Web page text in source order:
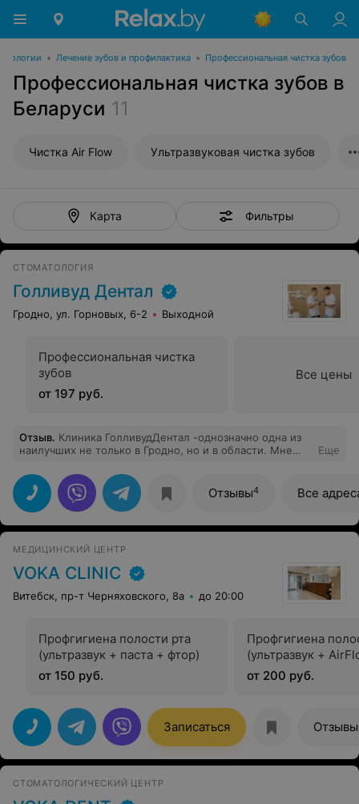
• Лечение зубов и профилактика • Профессиональная чистка зубов
Профессиональная чистка зубов в
Беларуси 11
Чистка Air Flow Ультразвуковая чистка зубов
Карта Фильтры
СТОМАТОЛОГИЯ
Голливуд Дентал
Гродно, ул. Горновых, 6-2 Выходной
Профессиональная чистка
зубов
от 197 руб.
Все цены
Отзыв. Клиника ГолливудДентал -однозначно одна из
наилучших не только в Гродно, но и в области. Мне
неожиданно разболелся под коронкой. Врач Алексей
Павел успешно снял коронку. Полечили зуб и надели
новую. Все это происходило без боли. Для меня
важно, что в результате была поставлена качественная
коронка с пролеченным зубом. Врачи работают
замечательная. Я получил ответы на все
интересующие меня вопросы. Получил рекомендации
по поводу остальных зубов без нагнетания и
навязывания. Клиника оснащена по последнему слову
техники, выглядит эстетично и пребывать в ней
Еще
Отзывы4 Все
МЕДИЦИНСКИЙ ЦЕНТР
VOKA CLINIC
Витебск, пр-т Черняховского, 8а до 20:00
Профгигиена полости рта
(ультразвук + паста + фтор)
от 150 руб.
Профгигиена
(ультразвук +
от 200 руб.
Записаться Отзывы
СТОМАТОЛОГИЧЕСКИЙ ЦЕНТР